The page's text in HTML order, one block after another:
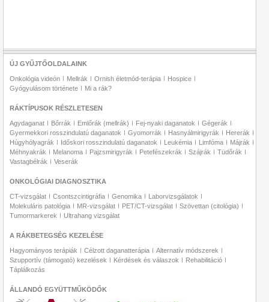
ÚJ GYŰJTŐOLDALAINK
Onkológia videón Mellrák Ornish életmód-terápia
Hospice
Gyógyulásom története
Mi a rák?
RÁKTÍPUSOK RÉSZLETESEN
Agydaganat Bőrrák Emlőrák (mellrák) Fej-nyaki daganatok
Gégerák
Gyermekkori rosszindulatú daganatok
Gyomorrák Hasnyálmirigyrák
Hererák
Húgyhólyagrák
Időskori rosszindulatú daganatok Leukémia Limfóma
Májrák
Méhnyakrák
Melanoma Pajzsmirigyrák Petefészekrák Szájrák
Tüdőrák
Vastagbélrák
Veserák
ONKOLÓGIAI DIAGNOSZTIKA
CT-vizsgálat Csontszcintigráfia Genomika
Laborvizsgálatok
Molekuláris patológia
MR-vizsgálat PET/CT-vizsgálat
Szövettan (citológia)
Tumormarkerek
Ultrahang vizsgálat
A RÁKBETEGSÉG KEZELÉSE
Hagyományos terápiák Célzott daganatterápia
Alternatív módszerek
Szupportív (támogató) kezelések
Kérdések és válaszok
Rehabilitáció
Táplálkozás
ÁLLANDÓ EGYÜTTMŰKÖDŐK